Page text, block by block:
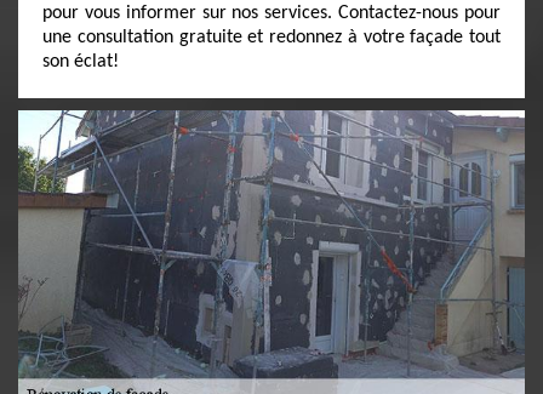
pour vous informer sur nos services. Contactez-nous pour
une consultation gratuite et redonnez à votre façade tout
son éclat!